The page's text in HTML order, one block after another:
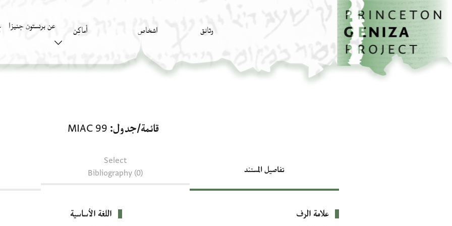
تخطي إلى المحتوى الرئيسي
الصفحة الرئيسية
وثائق اشخاص أَماكِن عن برنستون جنيزا
قائمة/جدول MIAC 99
تفاصيل المستند
Select
Bibliography (0)
بيانات التعريف
علامة الرف اللغة الأساسية